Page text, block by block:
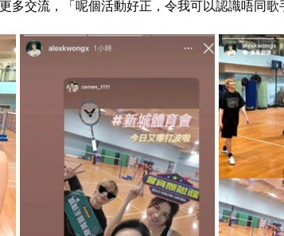
多交流，「呢個活動好正，令我可以認識唔同